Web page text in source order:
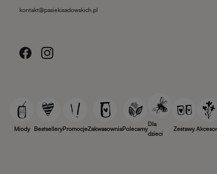
kontakt@pasiekisadowskich.pl
Miody BestselleryPromocjeZakwasowniaPolecamy
Dla
dzieci
Zestawy